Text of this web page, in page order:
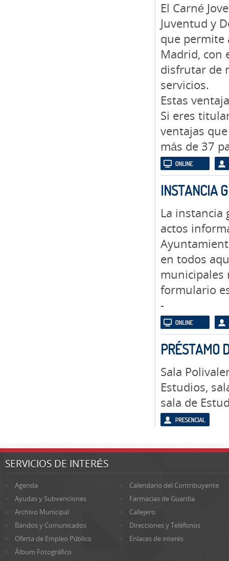
El Carné
Juventud y
que permite
Madrid, con
disfrutar de
servicios.
Estas
Si eres
ventajas
más de 37
INSTANCIA
La instancia
actos
en todos
municipales
formulario
-
PRÉSTAMO
Sala
Estudios,
sala de
SERVICIOS DE INTERÉS
Agenda
Calendario del Contribuyente
Ayudas y Subvenciones
Farmacias de Guardia
Archivo Municipal
Callejero
Bandos y Comunicados
Direcciones y Teléfonos
Oferta de Empleo Público
Enlaces de interés
Álbum Fotográfico